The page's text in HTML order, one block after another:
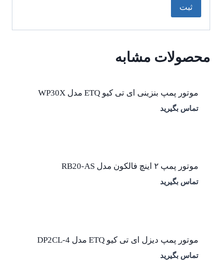
محصولات مشابه
موتور پمپ بنزینی ای تی کیو ETQ مدل WP30X
تماس بگیرید
موتور پمپ ۲ اینچ فالکون مدل RB20-AS
تماس بگیرید
موتور پمپ دیزل ای تی کیو ETQ مدل DP2CL-4
تماس بگیرید